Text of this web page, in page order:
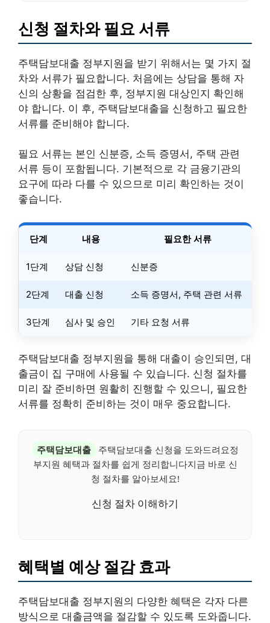
신청 절차와 필요 서류
주택담보대출 정부지원을 받기 위해서는 몇 가지 절
차와 서류가 필요합니다. 처음에는 상담을 통해 자
신의 상황을 점검한 후, 정부지원 대상인지 확인해
야 합니다. 이 후, 주택담보대출을 신청하고 필요한
서류를 준비해야 합니다.
필요 서류는 본인 신분증, 소득 증명서, 주택 관련
서류 등이 포함됩니다. 기본적으로 각 금융기관의
요구에 따라 다를 수 있으므로 미리 확인하는 것이
좋습니다.
단계 내용 필요한 서류
1단계 상담 신청 신분증
2단계 대출 신청 소득 증명서, 주택 관련 서류
3단계 심사 및 승인 기타 요청 서류
주택담보대출 정부지원을 통해 대출이 승인되면, 대
출금이 집 구매에 사용될 수 있습니다. 신청 절차를
미리 잘 준비하면 원활히 진행할 수 있으니, 필요한
서류를 정확히 준비하는 것이 매우 중요합니다.
주택담보대출
주택담보대출 신청을 도와드려요정
부지원 혜택과 절차를 쉽게 정리합니다지금 바로 신
청 절차를 알아보세요!
신청 절차 이해하기
혜택별 예상 절감 효과
주택담보대출 정부지원의 다양한 혜택은 각자 다른
방식으로 대출금액을 절감할 수 있도록 도와줍니다.